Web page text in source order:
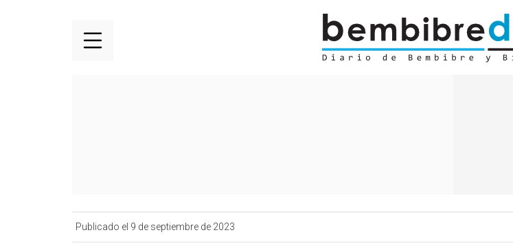
Publicado el 9 de septiembre de 2023